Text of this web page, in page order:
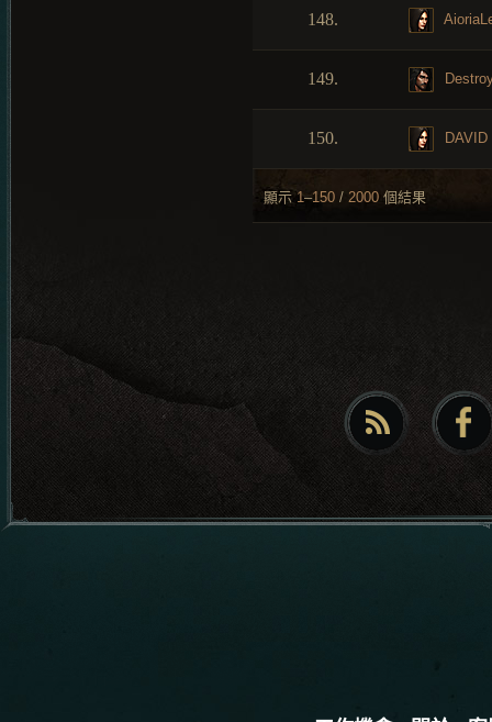
148.
149.
150. DAVID
顯示 1–150 / 2000 個結果